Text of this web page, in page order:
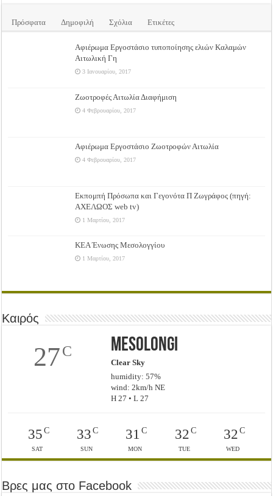
Πρόσφατα Δημοφιλή Σχόλια Ετικέτες
Αφιέρωμα Εργοστάσιο τυποποίησης ελιών Καλαμών
Αιτωλική Γη
3 Ιανουαρίου, 2017
Ζωοτροφές Αιτωλία Διαφήμιση
4 Φεβρουαρίου, 2017
Αφιέρωμα Εργοστάσιο Ζωοτροφών Αιτωλία
4 Φεβρουαρίου, 2017
Εκπομπή Πρόσωπα και Γεγονότα Π Ζωγράφος (πηγή:
ΑΧΕΛΩΟΣ web tv)
1 Μαρτίου, 2017
ΚΕΑ Ένωσης Μεσολογγίου
1 Μαρτίου, 2017
Καιρός
27C Mesolongi
Clear Sky
humidity: 57%
wind: 2km/h NE
H 27 • L 27
35C
SAT
33C
SUN
31 C
MON
32C
TUE
32C
WED
Βρες μας στο Facebook